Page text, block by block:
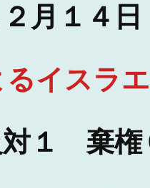
２月１４
イスラ
１ 棄権